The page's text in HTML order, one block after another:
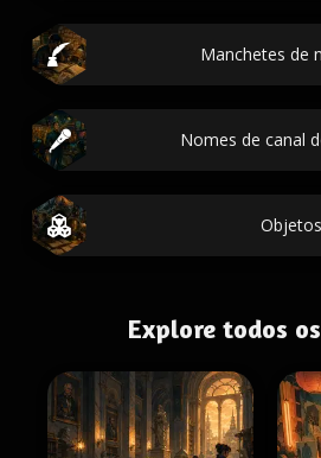
Manchetes de
Nomes de canal
Objetos
Explore todos